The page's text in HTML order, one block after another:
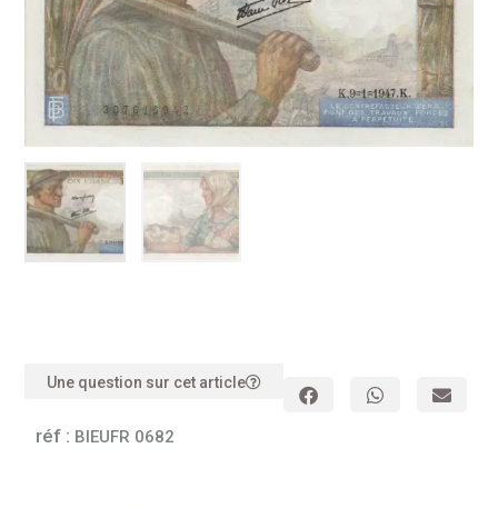
Une question sur cet article
réf : BIEUFR 0682